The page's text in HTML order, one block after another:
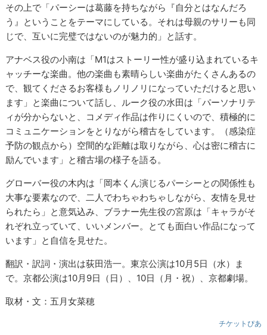
その上で「パーシーは葛藤を持ちながら『自分とはなんだろ
う』ということをテーマにしている。それは母親のサリーも同
じで、互いに完璧ではないのが魅力的」と話す。
アナベス役の小南は「M1はストーリー性が盛り込まれているキ
ャッチーな楽曲。他の楽曲も素晴らしい楽曲がたくさんあるの
で、観てくださるお客様もノリノリになっていただけると思い
ます」と楽曲について話し、ルーク役の水田は「パーソナリテ
ィが分からないと、コメディ作品は作りにくいので、積極的に
コミュニケーションをとりながら稽古をしています。（感染症
予防の観点から）空間的な距離は取りながら、心は密に稽古に
励んでいます」と稽古場の様子を語る。
グローバー役の木内は「岡本くん演じるパーシーとの関係性も
大事な要素なので、二人でわちゃわちゃしながら、友情を見せ
られたら」と意気込み、ブラナー先生役の宮原は「キャラがそ
れぞれ立っていて、いいメンバー。とても面白い作品になって
います」と自信を見せた。
翻訳・訳詞・演出は荻田浩一。東京公演は10月5日（水）ま
で。京都公演は10月9日（日）、10日（月・祝）、京都劇場。
取材・文：五月女菜穂
チケットぴあ